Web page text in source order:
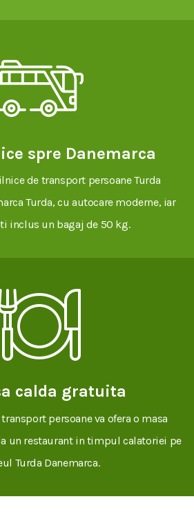
spre Danemarca
de transport persoane Turda
Turda, cu autocare moderne, iar
inclus un bagaj de 50 kg.
calda gratuita
persoane va ofera o masa
un restaurant in timpul calatoriei pe
Turda Danemarca.